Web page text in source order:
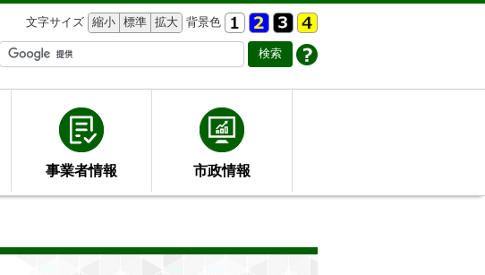
文字サイズ 縮小 標準 拡大 背景色
事業者情報 市政情報